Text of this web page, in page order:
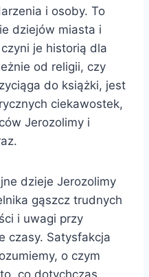
i osoby. To
dziejów miasta i
je historią dla
od religii, czy
do książki, jest
ciekawostek,
Jerozolimy i
dzieje Jerozolimy
gąszcz trudnych
i uwagi przy
czasy. Satysfakcja
o czym
co dotychczas